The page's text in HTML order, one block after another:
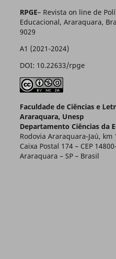
RPGE– Revista on line de
Educacional,
9029
A1 (2021-2024)
DOI: 10.22633/rpge
Faculdade de Ciências e
Araraquara, Unesp
Departamento Ciências da
Rodovia Araraquara-Jaú, km
Caixa Postal 174 – CEP
Araraquara – SP – Brasil